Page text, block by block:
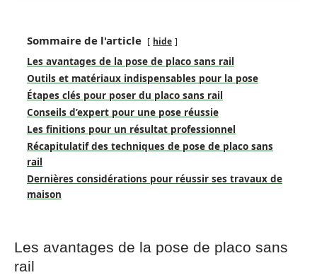
Sommaire de l'article hide
Les avantages de la pose de placo sans rail
Outils et matériaux indispensables pour la pose
Étapes clés pour poser du placo sans rail
Conseils d’expert pour une pose réussie
Les finitions pour un résultat professionnel
Récapitulatif des techniques de pose de placo sans
rail
Dernières considérations pour réussir ses travaux de
maison
Les avantages de la pose de placo sans
rail